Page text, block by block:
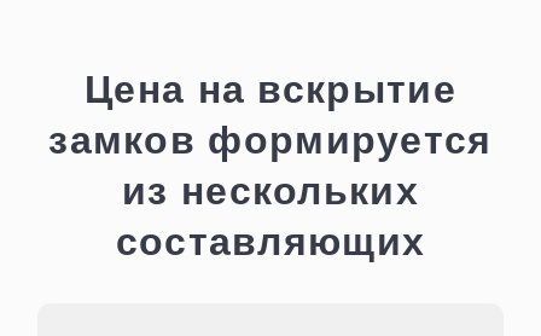
Цена на вскрытие
замков формируется
из нескольких
составляющих